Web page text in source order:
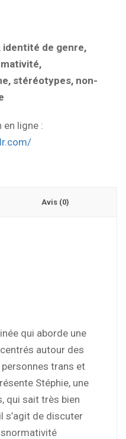
identité de genre,
stéréotypes, non-
en ligne :
Avis (0)
qui aborde une
autour des
trans et
Stéphie, une
qui sait très bien
s’agit de discuter